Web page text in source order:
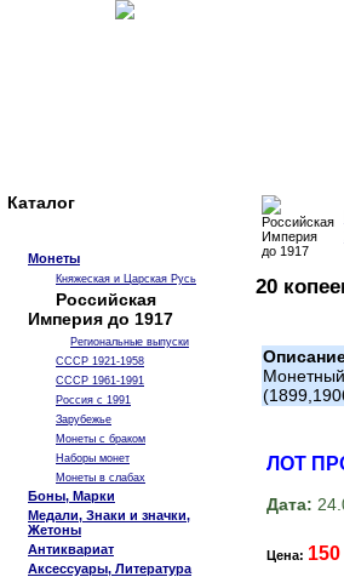
Каталог
Монеты
Княжеская и Царская Русь
Российская
Империя до 1917
Региональные выпуски
СССР 1921-1958
СССР 1961-1991
Россия с 1991
Зарубежье
Монеты с браком
Наборы монет
Монеты в слабах
Боны, Марки
Медали, Знаки и значки,
Жетоны
Антиквариат
Аксессуары, Литература
20
ЛОТ
Дата:
Цена: